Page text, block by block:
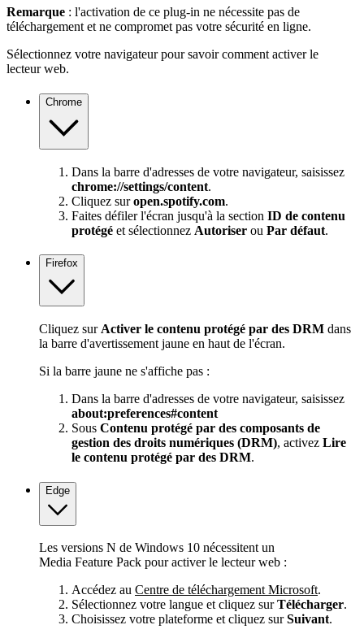
Remarque : l'activation de ce plug-in ne nécessite pas de
téléchargement et ne compromet pas votre sécurité en ligne.
Sélectionnez votre navigateur pour savoir comment activer le
lecteur web.
Chrome
Dans la barre d'adresses de votre navigateur, saisissez
chrome://settings/content.
Cliquez suropen.spotify.com.
Faites défiler l'écran jusqu'à la section ID de contenu
protégé et sélectionnez Autoriser ou Par défaut.
Firefox
Cliquez sur Activer le contenu protégé par des DRM dans
la barre d'avertissement jaune en haut de l'écran.
Si la barre jaune ne s'affiche pas :
Dans la barre d'adresses de votre navigateur, saisissez
about:preferences#content
Sous Contenu protégé par des composants de
gestion des droits numériques (DRM), activez Lire
le contenu protégé par des DRM.
Edge
Les versions N de Windows 10 nécessitent un
Media Feature Pack pour activer le lecteur web :
Accédez au Centre de téléchargement Microsoft.
Sélectionnez votre langue et cliquez surTélécharger.
Choisissez votre plateforme et cliquez surSuivant.